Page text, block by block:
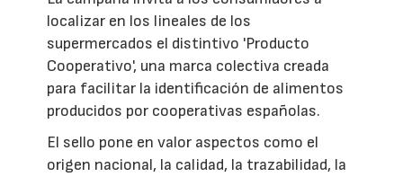
localizar en los lineales de los
supermercados el distintivo 'Producto
Cooperativo', una marca colectiva creada
para facilitar la identificación de alimentos
producidos por cooperativas españolas.
El sello pone en valor aspectos como el
origen nacional, la calidad, la trazabilidad, la